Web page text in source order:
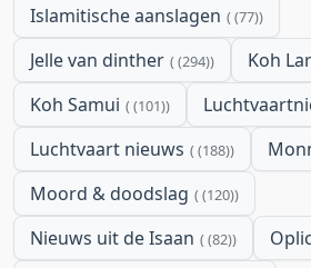
Islamitische aanslagen (77)
Jelle van dinther (294) Koh
Koh Samui (101)
Luchtvaart nieuws (188)
Moord & doodslag (120)
Nieuws uit de Isaan (82)